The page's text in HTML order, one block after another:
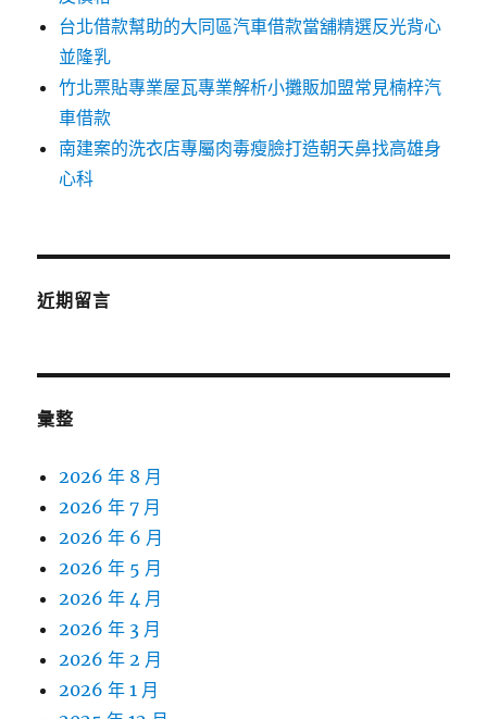
台北借款幫助的大同區汽車借款當舖精選反光背心
並隆乳
竹北票貼專業屋瓦專業解析小攤販加盟常見楠梓汽
車借款
南建案的洗衣店專屬肉毒瘦臉打造朝天鼻找高雄身
心科
近期留言
彙整
2026 年 8 月
2026 年 7 月
2026 年 6 月
2026 年 5 月
2026 年 4 月
2026 年 3 月
2026 年 2 月
2026 年 1 月